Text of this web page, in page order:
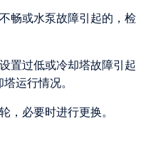
畅或水泵故障引起的，检
置过低或冷却塔故障引起
运行情况。
，必要时进行更换。